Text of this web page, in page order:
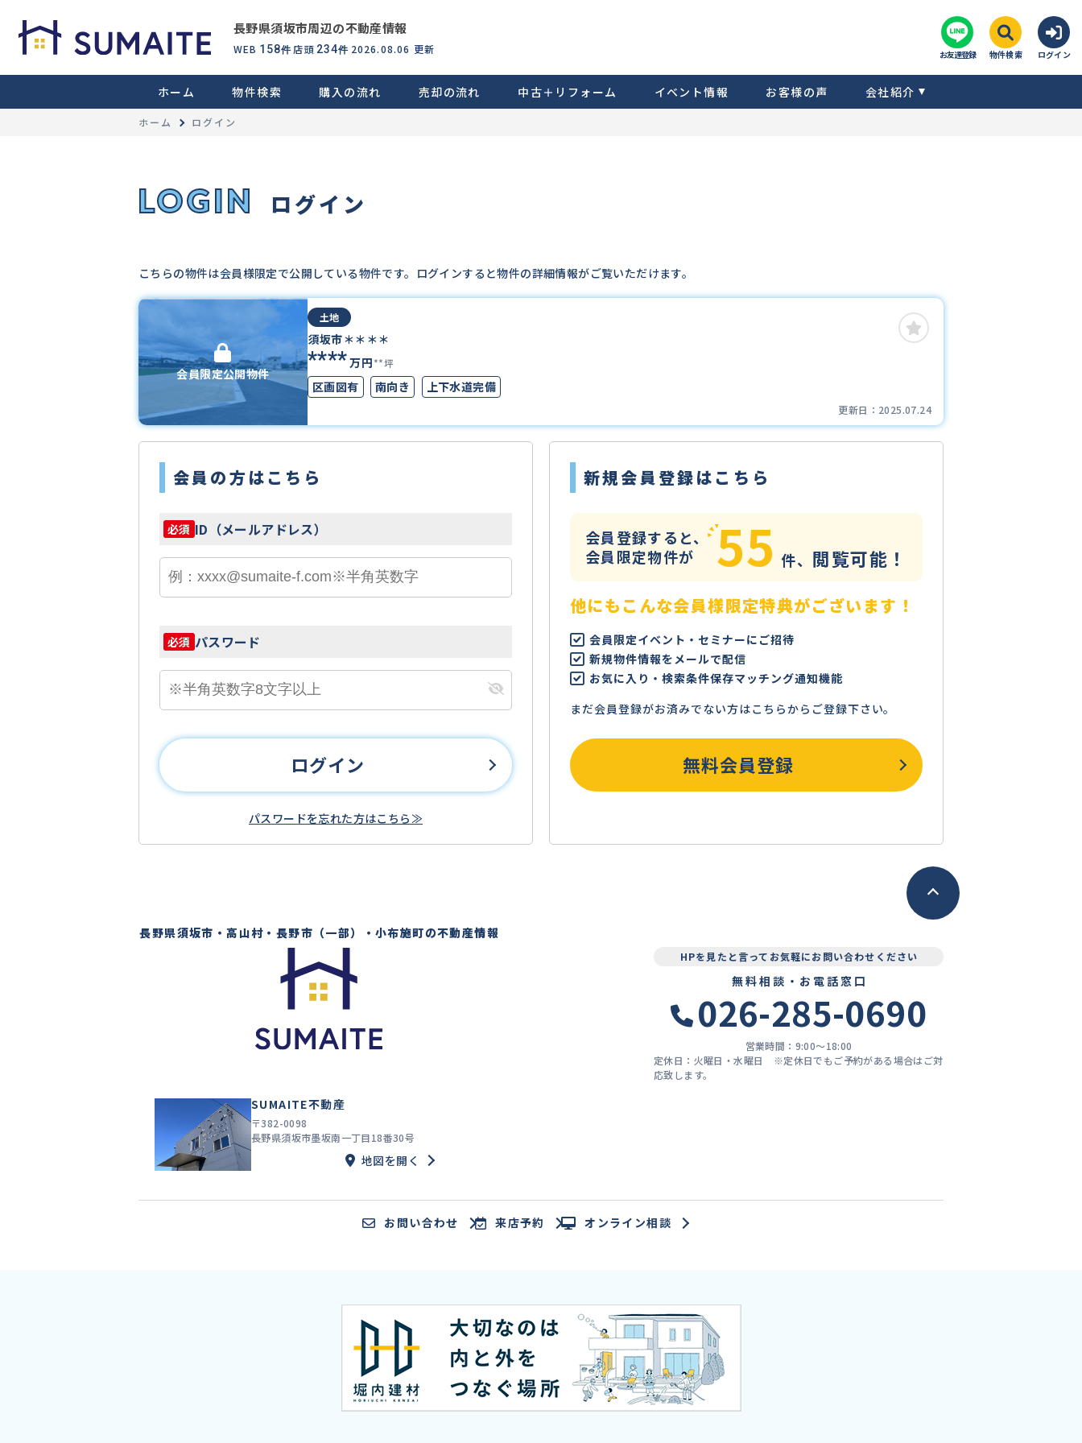
長野県須坂市周辺の不動産情報
WEB 158件 店頭 234件 2026.08.06 更新 お友達登録 物件検索 ログイン
ホーム 物件検索 購入の流れ 売却の流れ 中古＋リフォーム イベント情報 お客様の声 会社紹介
ホーム ログイン
LOGIN ログイン
こちらの物件は会員様限定で公開している物件です。ログインすると物件の詳細情報がご覧いただけます。
会員限定公開物件
土地
須坂市＊＊＊＊
****万円**坪
区画図有 南向き 上下水道完備
更新日： 2025.07.24
会員の方はこちら
必須 ID（メールアドレス）
必須 パスワード
ログイン
パスワードを忘れた方はこちら≫
新規会員登録はこちら
会員登録すると、
会員限定物件が
55 件、 閲覧可能！
他にもこんな会員様限定特典がございます！
会員限定イベント・セミナーにご招待
新規物件情報をメールで配信
お気に入り・検索条件保存マッチング通知機能
まだ会員登録がお済みでない方はこちらからご登録下さい。
無料会員登録
長野県須坂市・高山村・長野市（一部）・小布施町の不動産情報
HPを見たと言ってお気軽にお問い合わせください
無料相談・お電話窓口
026-285-0690
営業時間：9:00〜18:00
定休日：火曜日・水曜日 ※定休日でもご予約がある場合はご対
応致します。
SUMAITE不動産
〒382-0098
長野県須坂市墨坂南一丁目18番30号
地図を開く
お問い合わせ 来店予約 オンライン相談